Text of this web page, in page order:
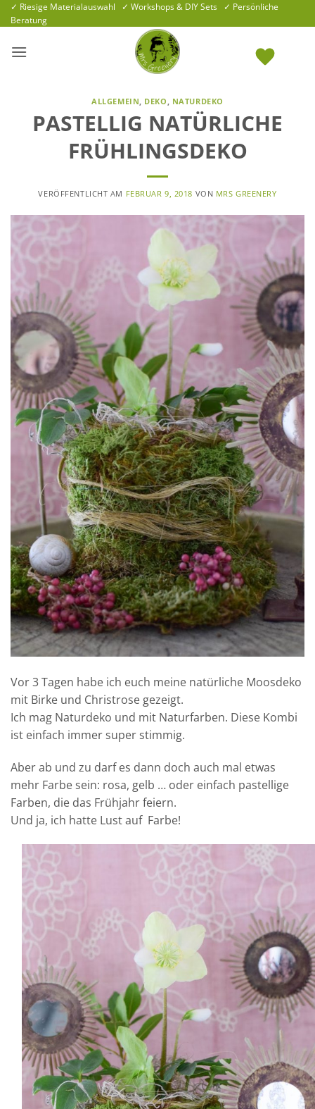
Zum
Inhalt
✓ Riesige Materialauswahl ✓ Workshops & DIY Sets ✓ Persönliche
Beratung
ALLGEMEIN, DEKO, NATURDEKO
PASTELLIG NATÜRLICHE
FRÜHLINGSDEKO
VERÖFFENTLICHT AM FEBRUAR 9, 2018 VON MRS GREENERY
Vor 3 Tagen habe ich euch meine natürliche Moosdeko
mit Birke und Christrose gezeigt.
Ich mag Naturdeko und mit Naturfarben. Diese Kombi
ist einfach immer super stimmig.
Aber ab und zu darf es dann doch auch mal etwas
mehr Farbe sein: rosa, gelb … oder einfach pastellige
Farben, die das Frühjahr feiern.
Und ja, ich hatte Lust auf Farbe!